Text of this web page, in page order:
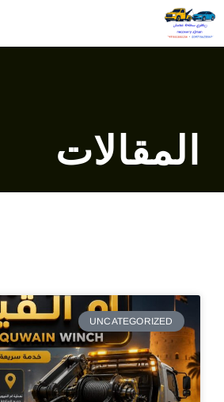
إلى
المحتوى
المقالات
UNCATEGORIZED